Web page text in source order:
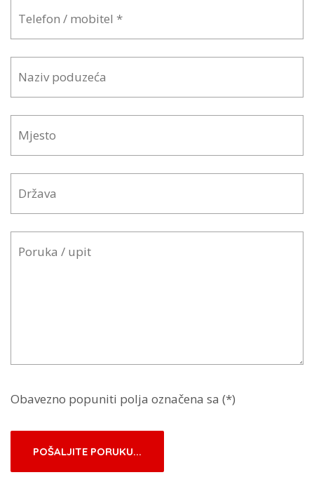
Obavezno popuniti polja označena sa (*)